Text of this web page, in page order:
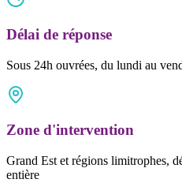
Délai de réponse
Sous 24h ouvrées, du lundi au
Zone d'intervention
Grand Est et régions limitrophes,
entière